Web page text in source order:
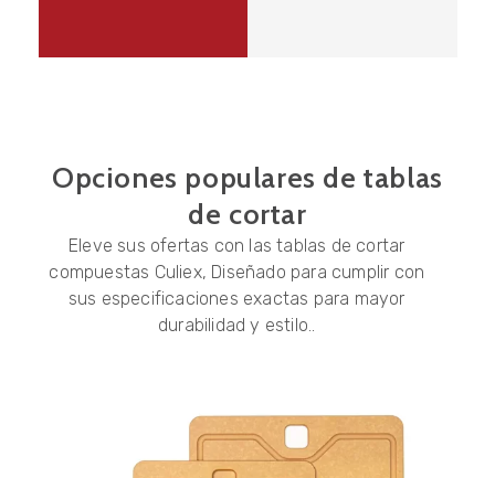
Opciones populares de tablas
de cortar
Eleve sus ofertas con las tablas de cortar
compuestas Culiex, Diseñado para cumplir con
sus especificaciones exactas para mayor
durabilidad y estilo..